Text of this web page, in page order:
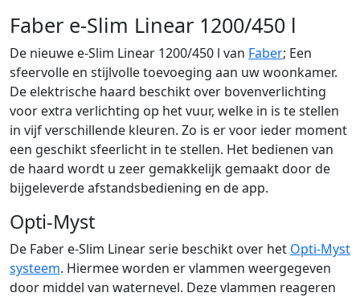
Faber e-Slim Linear 1200/450 l
De nieuwe e-Slim Linear 1200/450 l van Faber; Een
sfeervolle en stijlvolle toevoeging aan uw woonkamer.
De elektrische haard beschikt over bovenverlichting
voor extra verlichting op het vuur, welke in is te stellen
in vijf verschillende kleuren. Zo is er voor ieder moment
een geschikt sfeerlicht in te stellen. Het bedienen van
de haard wordt u zeer gemakkelijk gemaakt door de
bijgeleverde afstandsbediening en de app.
Opti-Myst
De Faber e-Slim Linear serie beschikt over het Opti-Myst
systeem. Hiermee worden er vlammen weergegeven
door middel van waternevel. Deze vlammen reageren